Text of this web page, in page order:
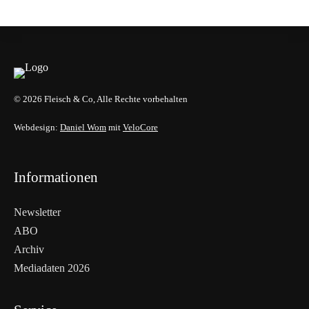
© 2026 Fleisch & Co, Alle Rechte vorbehalten
Webdesign: Daniel Wom mit VeloCore
Informationen
Newsletter
ABO
Archiv
Mediadaten 2026